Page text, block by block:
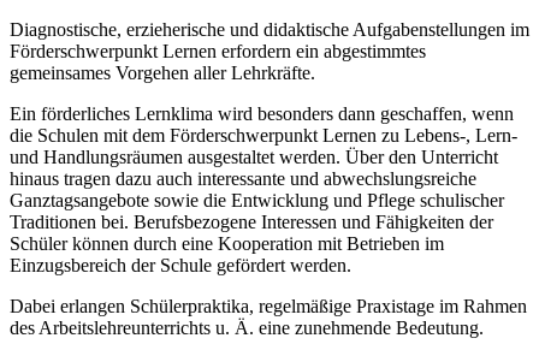
Diagnostische, erzieherische und didaktische Aufgabenstellungen im
Förderschwerpunkt Lernen erfordern ein abgestimmtes
gemeinsames Vorgehen aller Lehrkräfte.
Ein förderliches Lernklima wird besonders dann geschaffen, wenn
die Schulen mit dem Förderschwerpunkt Lernen zu Lebens-, Lern-
und Handlungsräumen ausgestaltet werden. Über den Unterricht
hinaus tragen dazu auch interessante und abwechslungsreiche
Ganztagsangebote sowie die Entwicklung und Pflege schulischer
Traditionen bei. Berufsbezogene Interessen und Fähigkeiten der
Schüler können durch eine Kooperation mit Betrieben im
Einzugsbereich der Schule gefördert werden.
Dabei erlangen Schülerpraktika, regelmäßige Praxistage im Rahmen
des Arbeitslehreunterrichts u. Ä. eine zunehmende Bedeutung.